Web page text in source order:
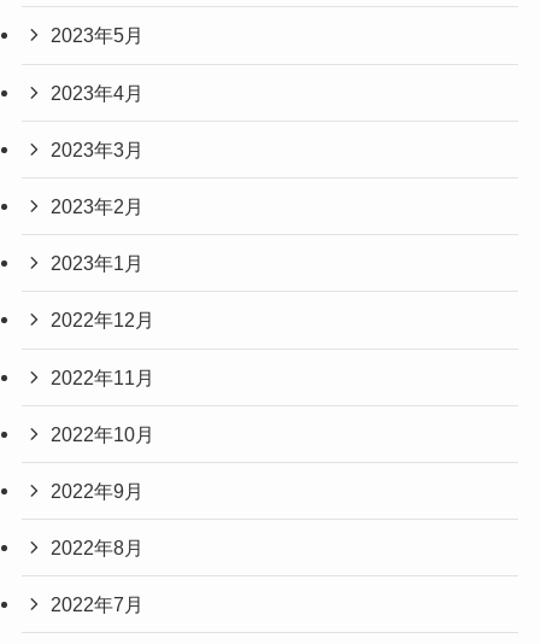
2023年5月
2023年4月
2023年3月
2023年2月
2023年1月
2022年12月
2022年11月
2022年10月
2022年9月
2022年8月
2022年7月